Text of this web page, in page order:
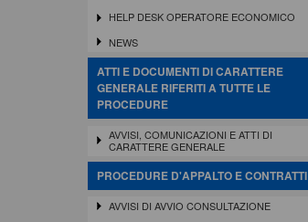
HELP DESK OPERATORE ECONOMICO
NEWS
ATTI E DOCUMENTI DI CARATTERE
GENERALE RIFERITI A TUTTE LE
PROCEDURE
AVVISI, COMUNICAZIONI E ATTI DI
CARATTERE GENERALE
PROCEDURE D'APPALTO E CONTRATTI
AVVISI DI AVVIO CONSULTAZIONE